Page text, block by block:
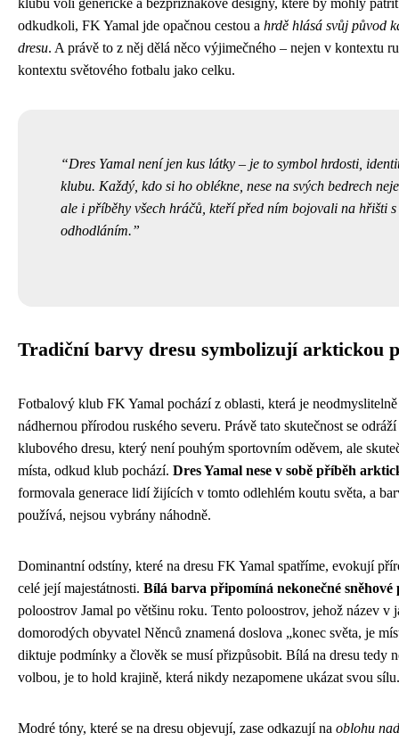
klubů volí generické a bezpříznakové designy, které by mohly
odkudkoli, FK Yamal jde opačnou cestou a hrdě hlásá svůj původ
dresu. A právě to z něj dělá něco výjimečného – nejen v kontextu
kontextu světového fotbalu jako celku.
Dres Yamal není jen kus látky – je to symbol hrdosti,
klubu. Každý, kdo si ho oblékne, nese na svých bedrech
ale i příběhy všech hráčů, kteří před ním bojovali na hřišti
odhodláním.
Tradiční barvy dresu symbolizují arktickou
Fotbalový klub FK Yamal pochází z oblasti, která je neodmyslitelně
nádhernou přírodou ruského severu. Právě tato skutečnost se
klubového dresu, který není pouhým sportovním oděvem, ale
místa, odkud klub pochází. Dres Yamal nese v sobě příběh
formovala generace lidí žijících v tomto odlehlém koutu světa, a
používá, nejsou vybrány náhodně.
Dominantní odstíny, které na dresu FK Yamal spatříme, evokují
celé její majestátnosti. Bílá barva připomíná nekonečné sněhové
poloostrov Jamal po většinu roku. Tento poloostrov, jehož název v
domorodých obyvatel Něnců znamená doslova „konec světa, je
diktuje podmínky a člověk se musí přizpůsobit. Bílá na dresu tedy
volbou, je to hold krajině, která nikdy nezapomene ukázat svou sílu.
Modré tóny, které se na dresu objevují, zase odkazují na oblohu